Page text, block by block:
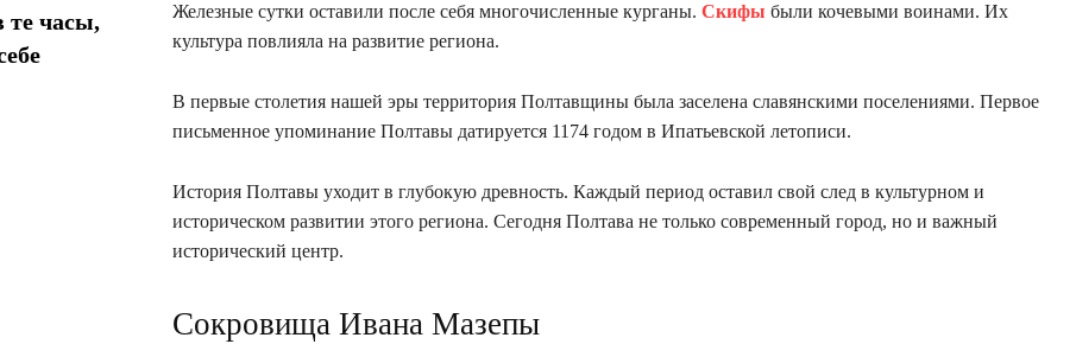
те часы,
Железные сутки оставили после себя многочисленные курганы. Скифы были кочевыми воинами. Их
культура повлияла на развитие региона.
В первые столетия нашей эры территория Полтавщины была заселена славянскими поселениями. Первое
письменное упоминание Полтавы датируется 1174 годом в Ипатьевской летописи.
История Полтавы уходит в глубокую древность. Каждый период оставил свой след в культурном и
историческом развитии этого региона. Сегодня Полтава не только современный город, но и важный
исторический центр.
Сокровища Ивана Мазепы